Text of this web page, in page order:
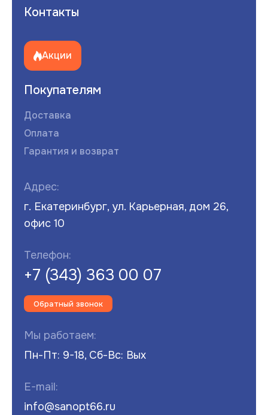
Контакты
Акции
Покупателям
Доставка
Оплата
Гарантия и возврат
Адрес:
г. Екатеринбург, ул. Карьерная, дом 26,
офис 10
Телефон:
+7 (343) 363 00 07
Обратный звонок
Мы работаем:
Пн-Пт: 9-18, Сб-Вс: Вых
E-mail:
info@sanopt66.ru